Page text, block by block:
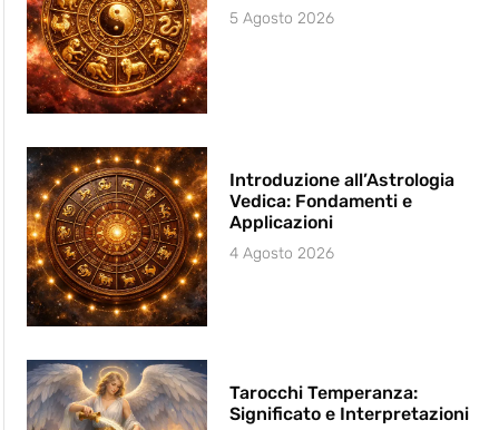
5 Agosto 2026
Introduzione all’Astrologia
Vedica: Fondamenti e
Applicazioni
4 Agosto 2026
Tarocchi Temperanza:
Significato e Interpretazioni